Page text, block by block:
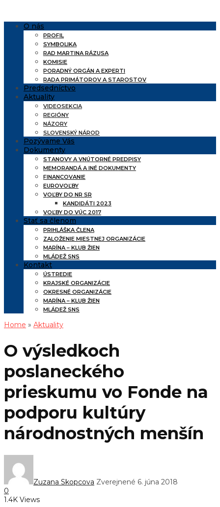
O nás
PROFIL
SYMBOLIKA
RAD MARTINA RÁZUSA
KOMISIE
PORADNÝ ORGÁN A EXPERTI
RADA PRIMÁTOROV A STAROSTOV
Predsedníctvo
Aktuality
VIDEOSEKCIA
REGIÓNY
NÁZORY
SLOVENSKÝ NÁROD
Pozývame Vás
Dokumenty
STANOVY A VNÚTORNÉ PREDPISY
MEMORANDÁ A INÉ DOKUMENTY
FINANCOVANIE
EUROVOĽBY
VOĽBY DO NR SR
KANDIDÁTI 2023
VOĽBY DO VÚC 2017
Stať sa členom
PRIHLÁŠKA ČLENA
ZALOŽENIE MIESTNEJ ORGANIZÁCIE
MARÍNA – KLUB ŽIEN
MLÁDEŽ SNS
Kontakt
ÚSTREDIE
KRAJSKÉ ORGANIZÁCIE
OKRESNÉ ORGANIZÁCIE
MARÍNA – KLUB ŽIEN
MLÁDEŽ SNS
Home » Aktuality
O výsledkoch
poslaneckého
prieskumu vo Fonde na
podporu kultúry
národnostných menšín
Zuzana Skopcova Zverejnené 6. júna 2018
0
1.4K Views